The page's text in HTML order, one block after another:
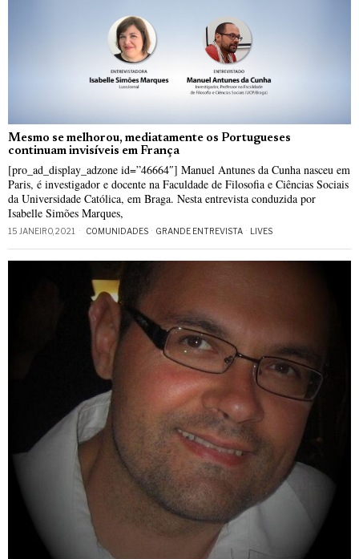
Mesmo se melhorou, mediatamente os Portugueses
continuam invisíveis em França
[pro_ad_display_adzone id=”46664″] Manuel Antunes da Cunha nasceu em
Paris, é investigador e docente na Faculdade de Filosofia e Ciências Sociais
da Universidade Católica, em Braga. Nesta entrevista conduzida por
Isabelle Simões Marques,
15 JANEIRO, 2021 COMUNIDADES · GRANDE ENTREVISTA · LIVES